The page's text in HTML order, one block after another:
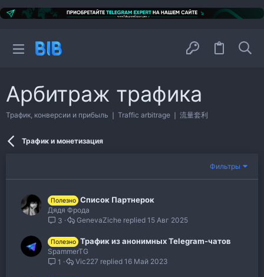
Арбитраж трафика
Трафик, конверсии и прибыль ❘ Traffic arbitrage ❘ 流量套利
Трафик и монетизация
Фильтры
Полезно Список Партнерок
Дядя Фрода
3
15 Авг 2025
GenevaZiche
Полезно Трафик из анонимных Telegram-чатов
SpammerTG
1
16 Май 2023
Vic227